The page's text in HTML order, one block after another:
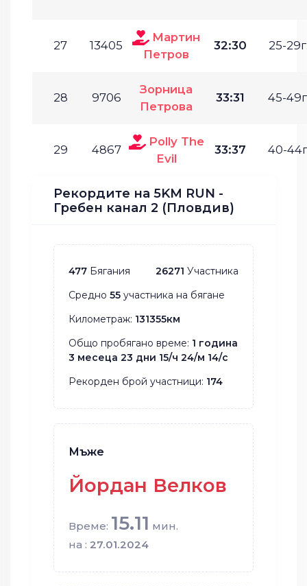
27 13405
Мартин
Петров
32:30 25-
28 9706
Зорница
Петрова
33:31 45-
29 4867
Polly The
Evil
33:37 40-
Рекордите на 5KM RUN -
Гребен канал 2 (Пловдив)
477 Бягания 26271 Участника
Средно 55 участника на бягане
Километраж: 131355км
Общо пробягано време: 1 година
3 месеца 23 дни 15/ч 24/м 14/с
Рекорден брой участници: 174
Мъже
Йордан Велков
Време: 15.11 мин.
на : 27.01.2024